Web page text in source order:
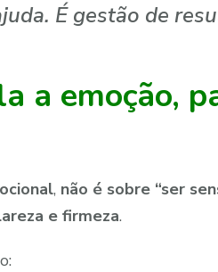
É gestão de
a emoção,
, não é sobre “ser
e firmeza.